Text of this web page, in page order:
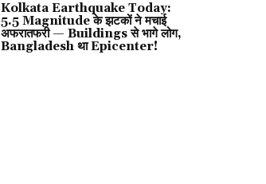
Kolkata Earthquake Today:
5.5 Magnitude के झटकों ने मचाई
अफरातफरी — Buildings से भागे लोग,
Bangladesh था Epicenter!